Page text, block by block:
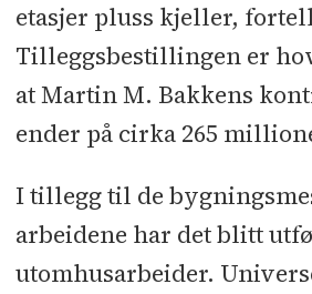
etasjer pluss kjeller,
Tilleggsbestillingen er
at Martin M. Bakkens
ender på cirka 265
I tillegg til de
arbeidene har det blitt
utomhusarbeider.